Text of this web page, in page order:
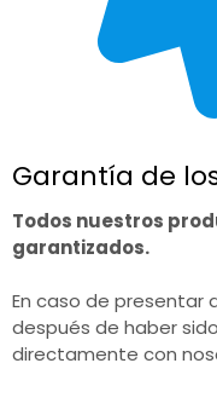
Garantía de
Todos nuestros
garantizados.
En caso de presentar
después de haber
directamente con